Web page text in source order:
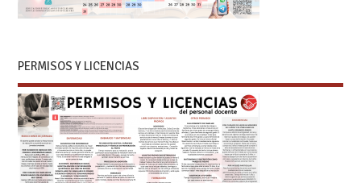
PERMISOS Y LICENCIAS